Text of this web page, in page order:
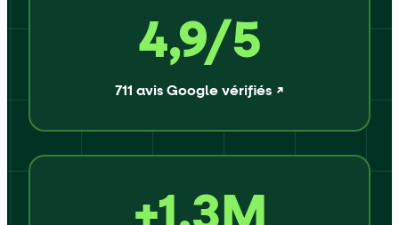
4,9/5
711 avis Google vérifiés ↗